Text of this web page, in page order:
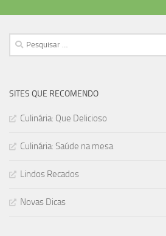
Pesquisar
por:
SITES QUE RECOMENDO
Culinária: Que Delicioso
Culinária: Saúde na mesa
Lindos Recados
Novas Dicas